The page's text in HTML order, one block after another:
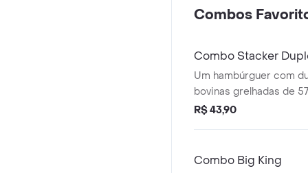
acompanhamento e 1
Combos
Combo Stacker
Um hambúrguer com
bovinas grelhadas de
gergelim, queijo
R$ 43,90
Combo Big King